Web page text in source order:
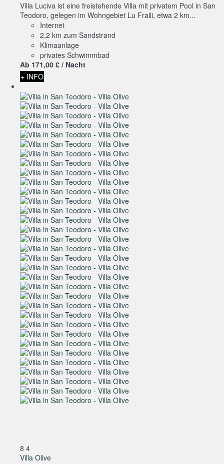
Villa Luciva ist eine freistehende Villa mit privatem Pool in San
Teodoro, gelegen im Wohngebiet Lu Fraili, etwa 2 km...
Internet
2,2 km zum Sandstrand
Klimaanlage
privates Schwimmbad
Ab 171,00 £ / Nacht
+ INFO
8 4
Villa Olive